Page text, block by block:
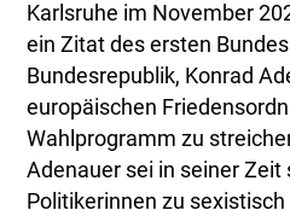
Karlsruhe im November
ein Zitat des ersten
Bundesrepublik, Konrad
europäischen
Wahlprogramm zu
Adenauer sei in seiner Zeit
Politikerinnen zu